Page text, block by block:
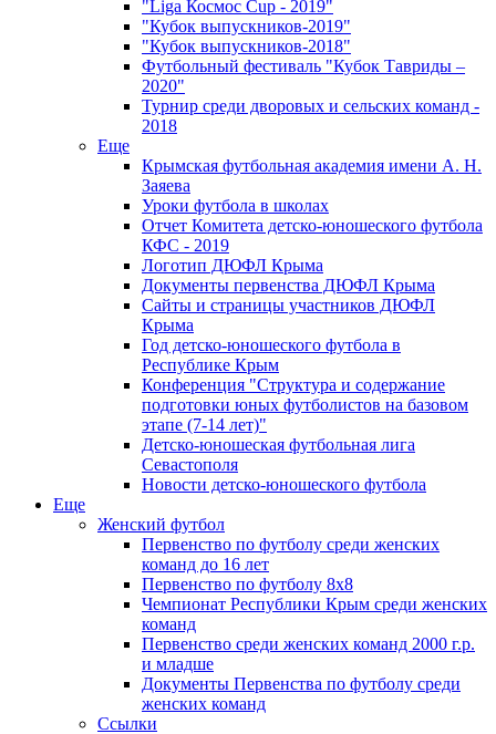
"Liga Космос Cup - 2019"
"Кубок выпускников-2019"
"Кубок выпускников-2018"
Футбольный фестиваль "Кубок Тавриды –
2020"
Турнир среди дворовых и сельских команд -
2018
Еще
Крымская футбольная академия имени А. Н.
Заяева
Уроки футбола в школах
Отчет Комитета детско-юношеского футбола
КФС - 2019
Логотип ДЮФЛ Крыма
Документы первенства ДЮФЛ Крыма
Сайты и страницы участников ДЮФЛ
Крыма
Год детско-юношеского футбола в
Республике Крым
Конференция "Структура и содержание
подготовки юных футболистов на базовом
этапе (7-14 лет)"
Детско-юношеская футбольная лига
Севастополя
Новости детско-юношеского футбола
Еще
Женский футбол
Первенство по футболу среди женских
команд до 16 лет
Первенство по футболу 8х8
Чемпионат Республики Крым среди женских
команд
Первенство среди женских команд 2000 г.р.
и младше
Документы Первенства по футболу среди
женских команд
Ссылки